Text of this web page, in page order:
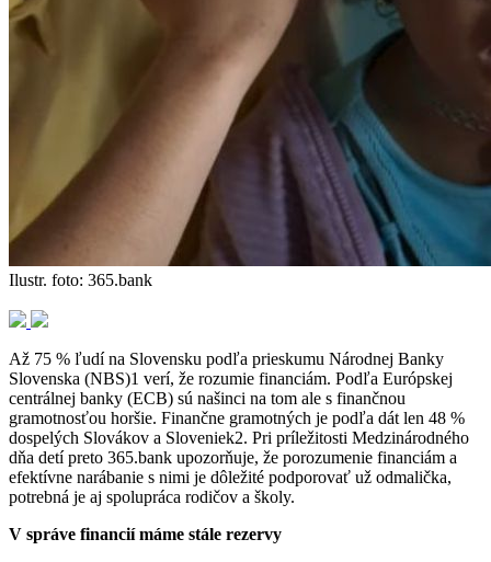
Ilustr. foto: 365.bank
Až 75 % ľudí na Slovensku podľa prieskumu Národnej Banky
Slovenska (NBS)1 verí, že rozumie financiám. Podľa Európskej
centrálnej banky (ECB) sú našinci na tom ale s finančnou
gramotnosťou horšie. Finančne gramotných je podľa dát len 48 %
dospelých Slovákov a Sloveniek2. Pri príležitosti Medzinárodného
dňa detí preto 365.bank upozorňuje, že porozumenie financiám a
efektívne narábanie s nimi je dôležité podporovať už odmalička,
potrebná je aj spolupráca rodičov a školy.
V správe financií máme stále rezervy